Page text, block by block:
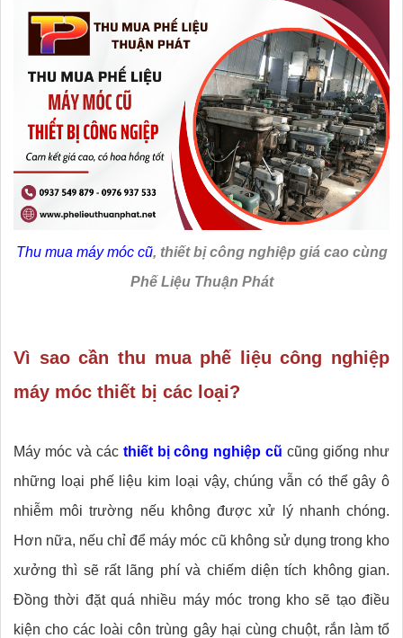
Thu mua máy móc cũ, thiết bị công nghiệp giá cao cùng
Phế Liệu Thuận Phát
Vì sao cần thu mua phế liệu công nghiệp
máy móc thiết bị các loại?
Máy móc và các thiết bị công nghiệp cũ cũng giống như
những loại phế liệu kim loại vậy, chúng vẫn có thể gây ô
nhiễm môi trường nếu không được xử lý nhanh chóng.
Hơn nữa, nếu chỉ để máy móc cũ không sử dụng trong kho
xưởng thì sẽ rất lãng phí và chiếm diện tích không gian.
Đồng thời đặt quá nhiều máy móc trong kho sẽ tạo điều
kiện cho các loài côn trùng gây hại cùng chuột, rắn làm tổ